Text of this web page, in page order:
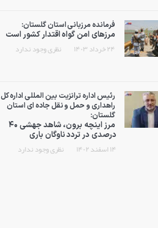
فرمانده مرزبانی استان گلستان:
مرزهای امن گواه اقتدار کشور است
۲۴ خرداد ۱۴۰۳ نظری وجود ندارد
رئیس اداره ترانزیت بین المللی اداره کل
راهداری و حمل و نقل جاده ای استان
گلستان:
مرز اینچه برون، شاهد جهشی ۴۰
درصدی در تردد ناوگان باری
۱۴ اسفند ۱۴۰۲ نظری وجود ندارد